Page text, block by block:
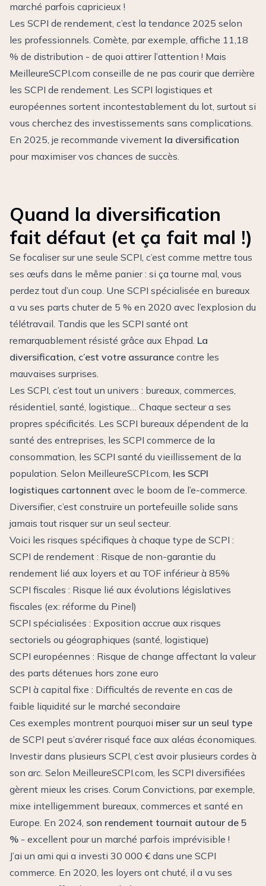
marché parfois capricieux !
Les SCPI de rendement, c’est la tendance 2025 selon
les professionnels. Comète, par exemple, affiche 11,18
% de distribution - de quoi attirer l’attention ! Mais
MeilleureSCPI.com conseille de ne pas courir que derrière
les SCPI de rendement. Les SCPI logistiques et
européennes sortent incontestablement du lot, surtout si
vous cherchez des investissements sans complications.
En 2025, je recommande vivement la diversification
pour maximiser vos chances de succès.
Quand la diversification
fait défaut (et ça fait mal !)
Se focaliser sur une seule SCPI, c’est comme mettre tous
ses œufs dans le même panier : si ça tourne mal, vous
perdez tout d’un coup. Une SCPI spécialisée en bureaux
a vu ses parts chuter de 5 % en 2020 avec l’explosion du
télétravail. Tandis que les SCPI santé ont
remarquablement résisté grâce aux Ehpad. La
diversification, c’est votre assurance contre les
mauvaises surprises.
Les SCPI, c’est tout un univers : bureaux, commerces,
résidentiel, santé, logistique… Chaque secteur a ses
propres spécificités. Les SCPI bureaux dépendent de la
santé des entreprises, les SCPI commerce de la
consommation, les SCPI santé du vieillissement de la
population. Selon MeilleureSCPI.com, les SCPI
logistiques cartonnent avec le boom de l’e-commerce.
Diversifier, c’est construire un portefeuille solide sans
jamais tout risquer sur un seul secteur.
Voici les risques spécifiques à chaque type de SCPI :
SCPI de rendement : Risque de non-garantie du
rendement lié aux loyers et au TOF inférieur à 85%
SCPI fiscales : Risque lié aux évolutions législatives
fiscales (ex: réforme du Pinel)
SCPI spécialisées : Exposition accrue aux risques
sectoriels ou géographiques (santé, logistique)
SCPI européennes : Risque de change affectant la valeur
des parts détenues hors zone euro
SCPI à capital fixe : Difficultés de revente en cas de
faible liquidité sur le marché secondaire
Ces exemples montrent pourquoi miser sur un seul type
de SCPI peut s’avérer risqué face aux aléas économiques.
Investir dans plusieurs SCPI, c’est avoir plusieurs cordes à
son arc. Selon MeilleureSCPI.com, les SCPI diversifiées
gèrent mieux les crises. Corum Convictions, par exemple,
mixe intelligemment bureaux, commerces et santé en
Europe. En 2024, son rendement tournait autour de 5
% - excellent pour un marché parfois imprévisible !
J’ai un ami qui a investi 30 000 € dans une SCPI
commerce. En 2020, les loyers ont chuté, il a vu ses